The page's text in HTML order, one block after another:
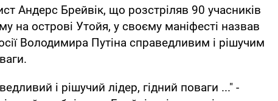
Андерс Брейвік, що розстріляв 90 учасників
на острові Утойя, у своєму маніфесті назвав
Володимира Путіна справедливим і рішучим
і рішучий лідер, гідний поваги ..." -